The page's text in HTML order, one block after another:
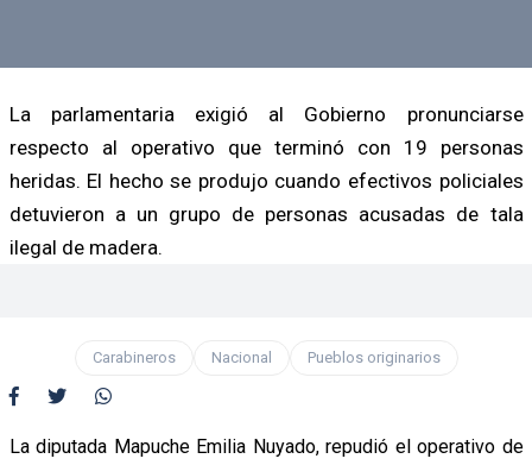
La parlamentaria exigió al Gobierno pronunciarse
respecto al operativo que terminó con 19 personas
heridas. El hecho se produjo cuando efectivos policiales
detuvieron a un grupo de personas acusadas de tala
ilegal de madera.
Carabineros Nacional Pueblos originarios
La diputada Mapuche Emilia Nuyado, repudió el operativo de